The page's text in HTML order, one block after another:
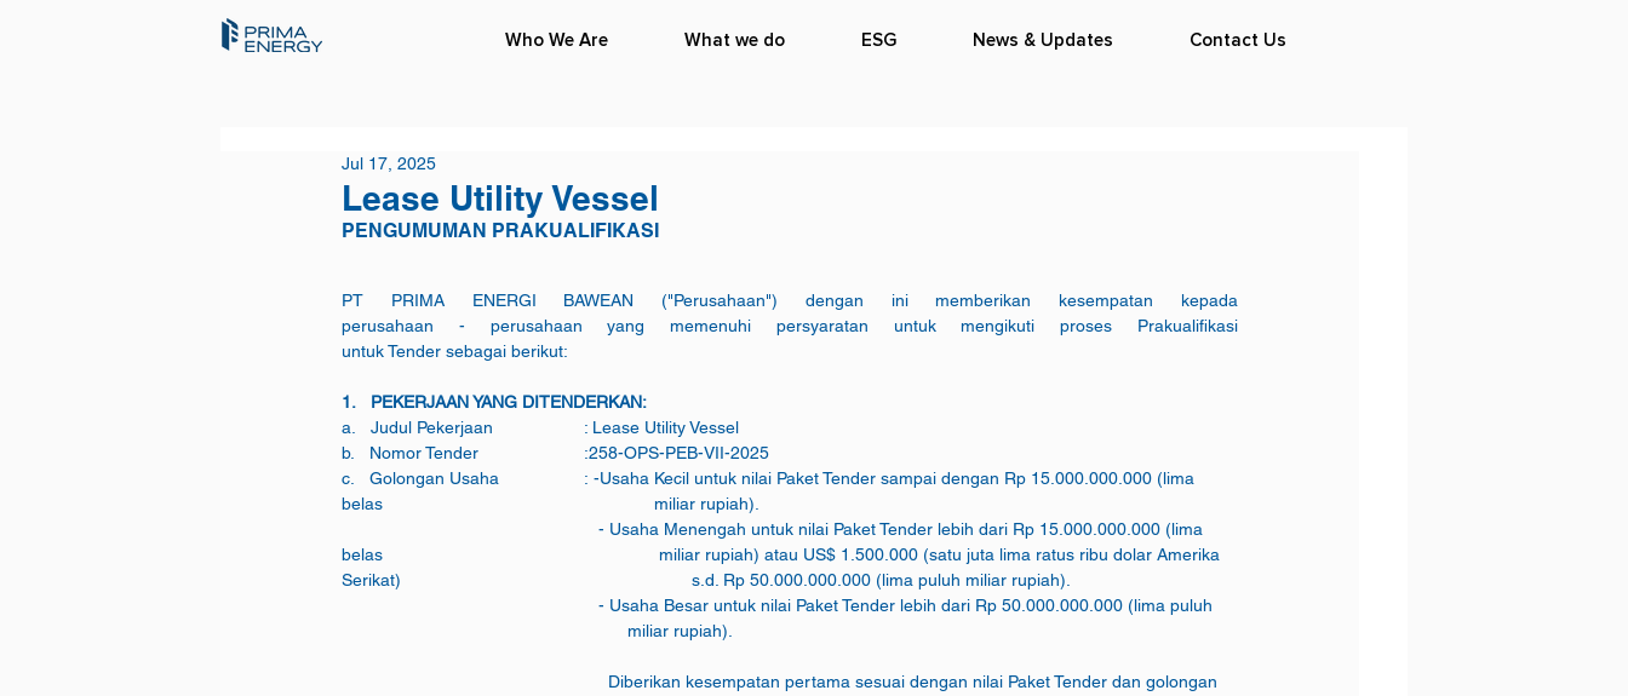
Who We Are What we do ESG News & Updates Contact Us
Lease Utility Vessel
Jul 17, 2025
PENGUMUMAN PRAKUALIFIKASI
PT PRIMA ENERGI BAWEAN ("Perusahaan") dengan ini memberikan kesempatan kepada
perusahaan - perusahaan yang memenuhi persyaratan untuk mengikuti proses Prakualifikasi
untuk Tender sebagai berikut:
1.   PEKERJAAN YANG DITENDERKAN:
a.   Judul Pekerjaan		: Lease Utility Vessel
b.   Nomor Tender			:258-OPS-PEB-VII-2025
c.   Golongan Usaha		: -Usaha Kecil untuk nilai Paket Tender sampai dengan Rp 15.000.000.000 (lima
belas                                                        miliar rupiah).
belas                                                         miliar rupiah) atau US$ 1.500.000 (satu juta lima ratus ribu dolar Amerika
Serikat)                                                            s.d. Rp 50.000.000.000 (lima puluh miliar rupiah).
                                                           miliar rupiah).